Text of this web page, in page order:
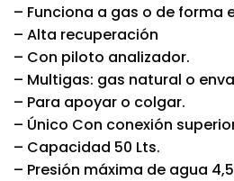
– Funciona a gas o de forma
– Alta recuperación
– Con piloto analizador.
– Multigas: gas natural o
– Para apoyar o colgar.
– Único Con conexión
– Capacidad 50 Lts.
– Presión máxima de agua